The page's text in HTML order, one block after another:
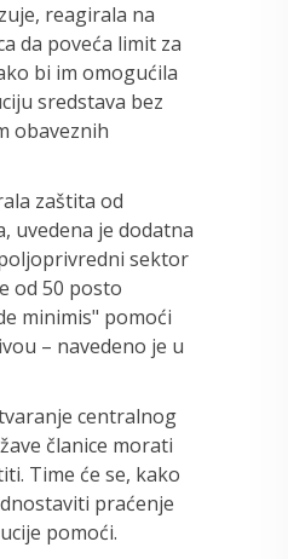
reagirala na
da poveća limit za
bi im omogućila
sredstava bez
obaveznih
zaštita od
uvedena je dodatna
sektor
od 50 posto
minimis" pomoći
– navedeno je u
centralnog
članice morati
Time će se, kako
praćenje
pomoći.